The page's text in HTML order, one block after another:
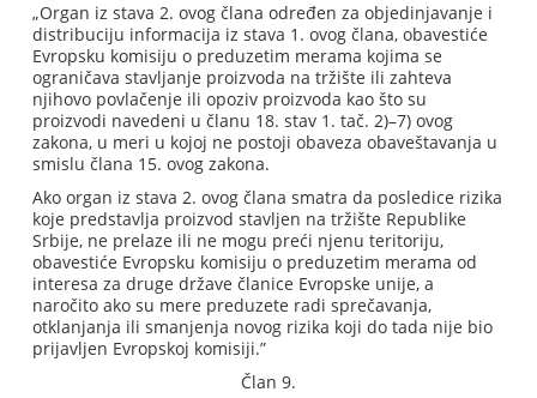
„Organ iz stava 2. ovog člana određen za objedinjavanje i
distribuciju informacija iz stava 1. ovog člana, obavestiće
Evropsku komisiju o preduzetim merama kojima se
ograničava stavljanje proizvoda na tržište ili zahteva
njihovo povlačenje ili opoziv proizvoda kao što su
proizvodi navedeni u članu 18. stav 1. tač. 2)–7) ovog
zakona, u meri u kojoj ne postoji obaveza obaveštavanja u
smislu člana 15. ovog zakona.
Ako organ iz stava 2. ovog člana smatra da posledice rizika
koje predstavlja proizvod stavljen na tržište Republike
Srbije, ne prelaze ili ne mogu preći njenu teritoriju,
obavestiće Evropsku komisiju o preduzetim merama od
interesa za druge države članice Evropske unije, a
naročito ako su mere preduzete radi sprečavanja,
otklanjanja ili smanjenja novog rizika koji do tada nije bio
prijavljen Evropskoj komisiji.”
Član 9.